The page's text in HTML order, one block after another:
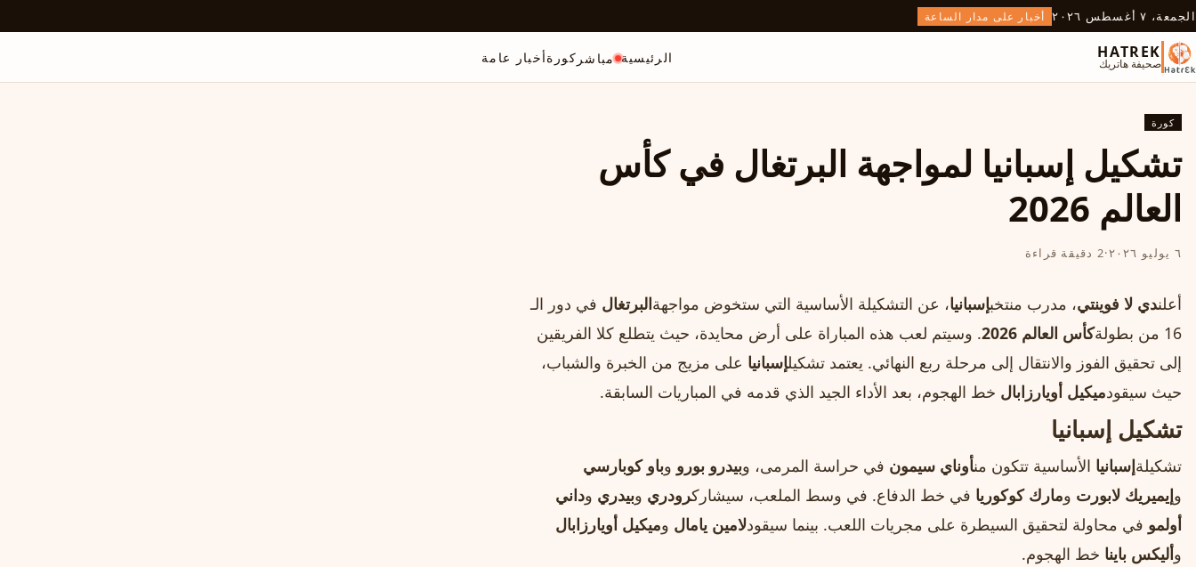
الجمعة، ٧ أغسطس ٢٠٢٦ أخبار على مدار الساعة
HATREK
صحيفة هاتريك الرئيسية مباشر كورةأخبار عامة
كورة
تشكيل إسبانيا لمواجهة البرتغال في كأس
العالم 2026
٦ يوليو ٢٠٢٦ ·2 دقيقة قراءة
أعلندي لا فوينتي، مدرب منتخبإسبانيا، عن التشكيلة الأساسية التي ستخوض مواجهةالبرتغال في دور الـ
16 من بطولة
كأس العالم 2026
. وسيتم لعب هذه المباراة على أرض محايدة، حيث يتطلع كلا الفريقين
إلى تحقيق الفوز والانتقال إلى مرحلة ربع النهائي. يعتمد تشكيلإسبانيا على مزيج من الخبرة والشباب،
حيث سيقودميكيل أويارزابال خط الهجوم، بعد الأداء الجيد الذي قدمه في المباريات السابقة.
تشكيل إسبانيا
تشكيلةإسبانيا الأساسية تتكون منأوناي سيمون في حراسة المرمى، وبيدرو بورو وباو كوبارسي
وإيميريك لابورت ومارك كوكوريا في خط الدفاع. في وسط الملعب، سيشاركرودري وبيدري وداني
أولمو في محاولة لتحقيق السيطرة على مجريات اللعب. بينما سيقودلامين يامال وميكيل أويارزابال
وأليكس باينا خط الهجوم.